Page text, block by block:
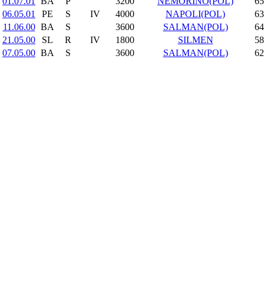
06.05.01
PE S IV 4000 NAPOLI(POL)
11.06.00 BA S 3600 SALMAN(POL)
21.05.00
SL R IV 1800 SILMEN
07.05.00 BA S 3600 SALMAN(POL)